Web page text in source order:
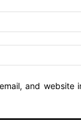
and website